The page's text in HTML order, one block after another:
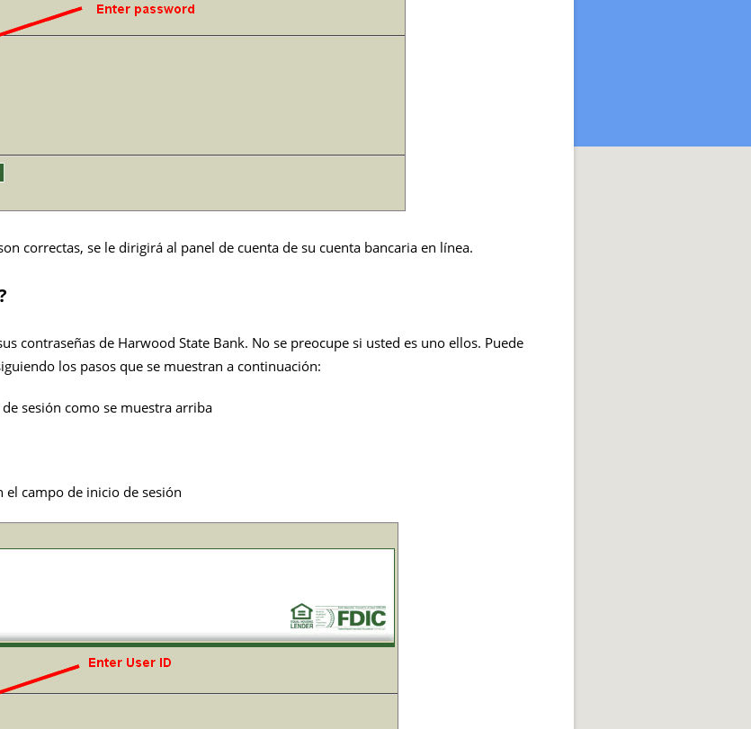
correctas, se le dirigirá al panel de cuenta de su cuenta bancaria en línea.
contraseñas de Harwood State Bank. No se preocupe si usted es uno ellos. Puede
los pasos que se muestran a continuación:
sesión como se muestra arriba
el campo de inicio de sesión